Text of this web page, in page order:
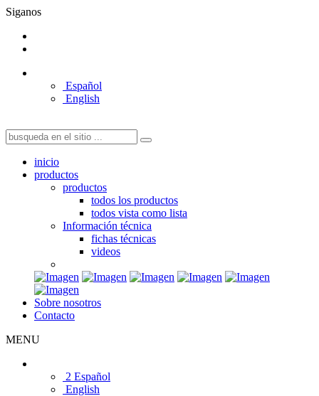
Siganos
Español
English
inicio
productos
productos
todos los productos
todos vista como lista
Información técnica
fichas técnicas
videos
Sobre nosotros
Contacto
MENU
2 Español
English